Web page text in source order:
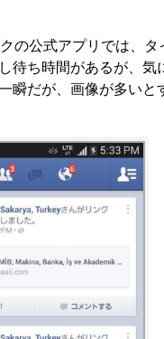
の公式アプリでは、タ
待ち時間があるが、気
瞬だが、画像が多いと